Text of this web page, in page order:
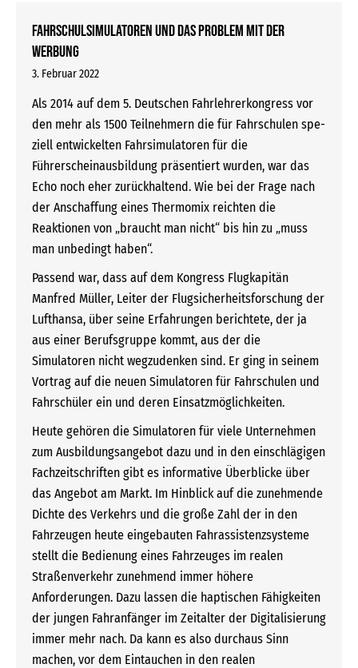
Fahrschulsimulatoren und das Problem mit der
Werbung
3. Februar 2022
Als 2014 auf dem 5. Deutschen Fahr­lehrerkongress vor
den mehr als 1500 Teilnehmern die für Fahrschulen spe-
ziell entwickelten Fahrsimulatoren für die
Führerscheinausbildung präsentiert wurden, war das
Echo noch eher zurückhaltend. Wie bei der Frage nach
der Anschaffung eines Thermomix reichten die
Reaktionen von „braucht man nicht“ bis hin zu „muss
man unbedingt haben“.
Passend war, dass auf dem Kongress Flugkapitän
Manfred Müller, Leiter der Flugsicherheitsforschung der
Lufthansa, über seine Erfahrungen berichtete, der ja
aus einer Berufsgruppe kommt, aus der die
Simulatoren nicht wegzudenken sind. Er ging in seinem
Vortrag auf die neuen Simulatoren für Fahrschulen und
Fahrschüler ein und deren Einsatzmöglichkeiten.
Heute gehören die Simulatoren für viele Unternehmen
zum Ausbildungsangebot dazu und in den einschlägigen
Fachzeitschriften gibt es informative Überblicke über
das Angebot am Markt. Im Hinblick auf die zunehmende
Dichte des Verkehrs und die große Zahl der in den
Fahrzeugen heute eingebauten Fahrassistenzsysteme
stellt die Bedienung eines Fahrzeuges im realen
Straßenverkehr zunehmend immer höhere
Anforderungen. Dazu lassen die haptischen Fähigkeiten
der jungen Fahranfänger im Zeitalter der Digitalisierung
immer mehr nach. Da kann es also durchaus Sinn
machen, vor dem Eintauchen in den realen